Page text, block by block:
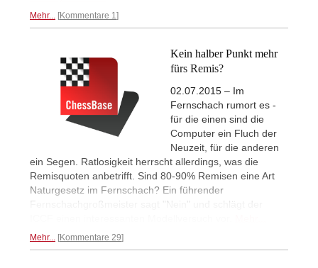
Mehr... Kommentare 1
Kein halber Punkt mehr
fürs Remis?
02.07.2015 – Im
Fernschach rumort es -
für die einen sind die
Computer ein Fluch der
Neuzeit, für die anderen
ein Segen. Ratlosigkeit herrscht allerdings, was die
Remisquoten anbetrifft. Sind 80-90% Remisen eine Art
Naturgesetz im Fernschach? Ein führender
Fernschachgroßmeister sagt "Nein" und schlägt der
Mehr... Kommentare 29